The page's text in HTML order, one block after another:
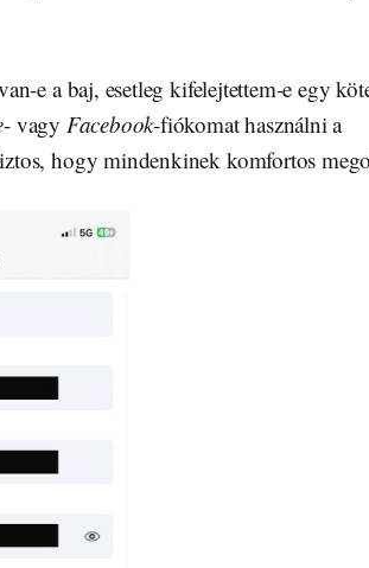
e a baj, esetleg kifelejtettem-e egy
- vagy Facebook-fiókomat használni a
hogy mindenkinek komfortos